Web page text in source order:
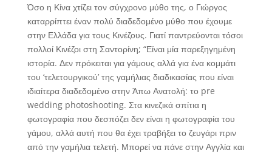
Όσο η Κίνα χτίζει τον σύγχρονο μύθο της, ο Γιώργος
καταρρίπτει έναν πολύ διαδεδομένο μύθο που έχουμε
στην Ελλάδα για τους Κινέζους. Γιατί παντρεύονται τόσοι
πολλοί Κινέζοι στη Σαντορίνη; “Είναι μία παρεξηγημένη
ιστορία. Δεν πρόκειται για γάμους αλλά για ένα κομμάτι
του ‘τελετουργικού’ της γαμήλιας διαδικασίας που είναι
ιδιαίτερα διαδεδομένο στην Άπω Ανατολή: το pre
wedding photoshooting. Στα κινεζικά σπίτια η
φωτογραφία που δεσπόζει δεν είναι η φωτογραφία του
γάμου, αλλά αυτή που θα έχει τραβήξει το ζευγάρι πριν
από την γαμήλια τελετή. Μπορεί να πάνε στην Αγγλία και